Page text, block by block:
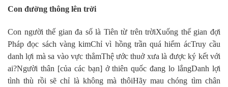
Con đường thông lên trời
Con người thế gian đa số là Tiên từ trên trờiXuống thế gian đợi
Pháp đọc sách vàng kimChỉ vì hồng trần quá hiểm ácTruy cầu
danh lợi mà sa vào vực thẳmThệ ước thuở xưa là được ký kết với
ai?Người thân [của các bạn] ở thiên quốc đang lo lắngDanh lợi
tình thù rồi sẽ chỉ là không mà thôiHãy mau chóng tìm chân